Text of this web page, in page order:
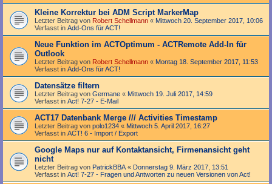
Kleine Korrektur bei ADM Script MarkerMap
Letzter Beitrag von Robert Schellmann « Mittwoch 20. September 2017, 10:06
Verfasst in Add-Ons für ACT!
Neue Funktion im ACTOptimum - ACTRemote Add-In für
Outlook
Letzter Beitrag von Robert Schellmann « Montag 18. September 2017, 11:53
Verfasst in Add-Ons für ACT!
Datensätze filtern
Letzter Beitrag von Germane « Mittwoch 19. Juli 2017, 14:59
Verfasst in Act! 7-27 - E-Mail
ACT17 Datenbank Merge /// Activities Timestamp
Letzter Beitrag von polo1234 « Mittwoch 5. April 2017, 16:27
Verfasst in ACT! 6 - Import / Export
Google Maps nur auf Kontaktansicht, Firmenansicht geht
nicht
Letzter Beitrag von PatrickBBA « Donnerstag 9. März 2017, 13:51
Verfasst in Act! 7-27 - Fragen und Antworten zu neuen Versionen von Act!